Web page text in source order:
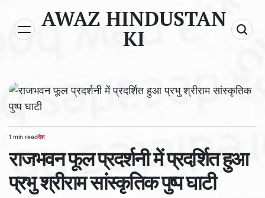
content
AWAZ HINDUSTAN
KI
Estimated
time
1 min readPOSTED
देश
राजभवन फूल प्रदर्शनी में प्रदर्शित हुआ
प्रभु श्रीराम सांस्कृतिक पुष्प घाटी